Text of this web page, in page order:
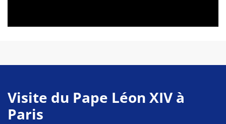
Visite du Pape Léon XIV à
Paris